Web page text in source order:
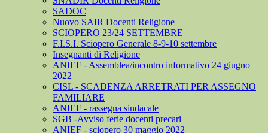
SADOC
Nuovo SAIR Docenti Religione
SCIOPERO 23/24 SETTEMBRE
F.I.S.I. Sciopero Generale 8-9-10 settembre
Insegnanti di Religione
ANIEF - Assemblea/incontro informativo 24 giugno
2022
CISL - SCADENZA ARRETRATI PER ASSEGNO
FAMILIARE
ANIEF - rassegna sindacale
SGB -Avviso ferie docenti precari
ANIEF - sciopero 30 maggio 2022